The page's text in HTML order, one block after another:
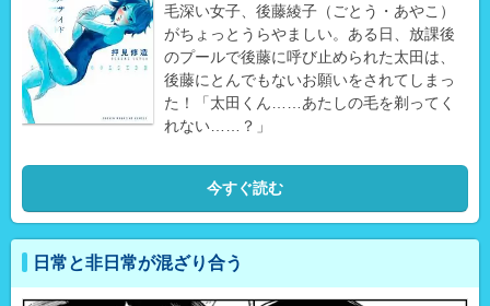
毛深い女子、後藤綾子（ごとう・あやこ）
がちょっとうらやましい。ある日、放課後
のプールで後藤に呼び止められた太田は、
後藤にとんでもないお願いをされてしまっ
た！「太田くん……あたしの毛を剃ってく
れない……？」
今すぐ読む
日常と非日常が混ざり合う